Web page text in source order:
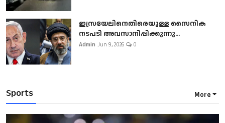
ഇസ്രയേലിനെതിരെയുള്ള സൈനിക
നടപടി അവസാനിപ്പിക്കുന്നു...
Admin Jun 9, 2026 0
Sports More